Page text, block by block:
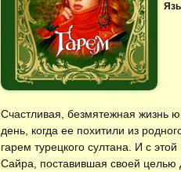
Счастливая, безмятежная жизнь
день, когда ее похитили из
гарем турецкого султана. И с
Сайра, поставившая своей целью